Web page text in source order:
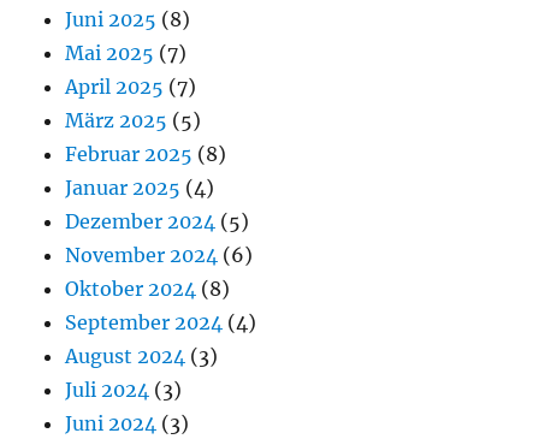
Juni 2025 (8)
Mai 2025 (7)
April 2025 (7)
März 2025 (5)
Februar 2025 (8)
Januar 2025 (4)
Dezember 2024 (5)
November 2024 (6)
Oktober 2024 (8)
September 2024 (4)
August 2024 (3)
Juli 2024 (3)
Juni 2024 (3)